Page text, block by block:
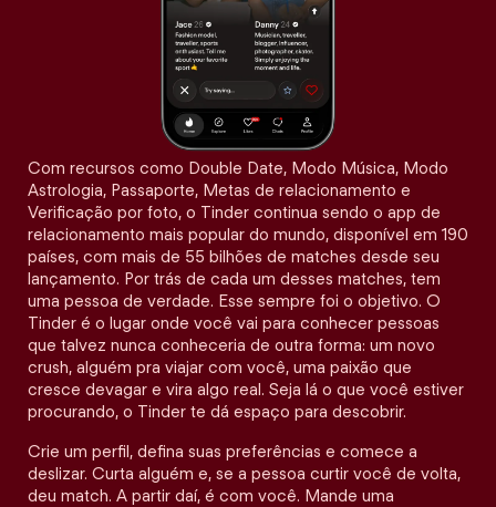
Com recursos como Double Date, Modo Música, Modo
Astrologia, Passaporte, Metas de relacionamento e
Verificação por foto, o Tinder continua sendo o app de
relacionamento mais popular do mundo, disponível em 190
países, com mais de 55 bilhões de matches desde seu
lançamento. Por trás de cada um desses matches, tem
uma pessoa de verdade. Esse sempre foi o objetivo. O
Tinder é o lugar onde você vai para conhecer pessoas
que talvez nunca conheceria de outra forma: um novo
crush, alguém pra viajar com você, uma paixão que
cresce devagar e vira algo real. Seja lá o que você estiver
procurando, o Tinder te dá espaço para descobrir.
Crie um perfil, defina suas preferências e comece a
deslizar. Curta alguém e, se a pessoa curtir você de volta,
deu match. A partir daí, é com você. Mande uma